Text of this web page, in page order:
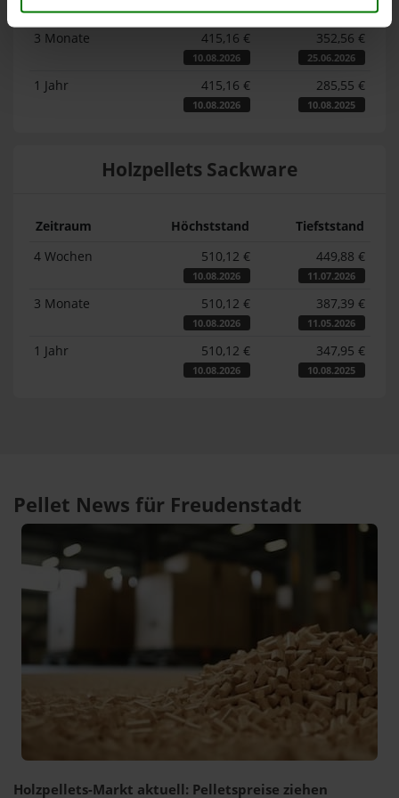
10.08.2026 13.07.2026
3 Monate 415,16 €
10.08.2026
352,56 €
25.06.2026
1 Jahr 415,16 €
10.08.2026
285,55 €
10.08.2025
Holzpellets Sackware
Zeitraum Höchststand
Tiefststand
4 Wochen
510,12 €
10.08.2026
449,88 €
11.07.2026
3 Monate 510,12 €
10.08.2026
387,39 €
11.05.2026
1 Jahr 510,12 €
10.08.2026
347,95 €
10.08.2025
Pellet News für Freudenstadt
Holzpellets-Markt aktuell: Pelletspreise ziehen